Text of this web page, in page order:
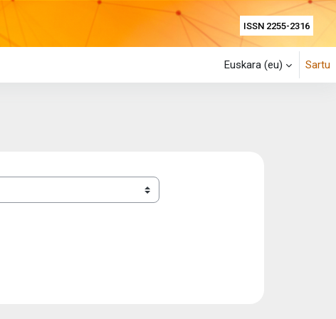
ISSN 2255-2316
Euskara ‎(eu)‎ Sartu